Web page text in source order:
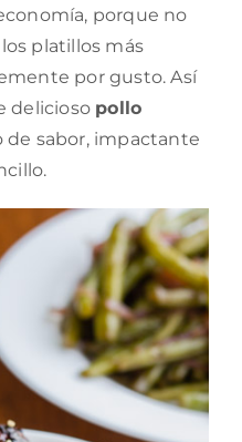
porque no
platillos más
por gusto. Así
delicioso pollo
de sabor, impactante